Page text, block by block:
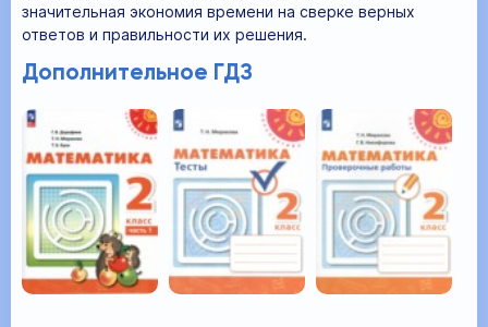
значительная экономия времени на сверке верных
ответов и правильности их решения.
Дополнительное ГДЗ